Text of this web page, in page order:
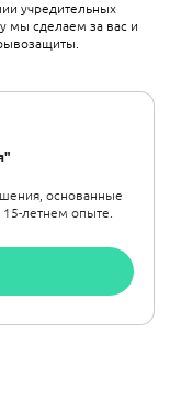
основанные
15-летнем опыте.
учредительных
мы сделаем за вас и